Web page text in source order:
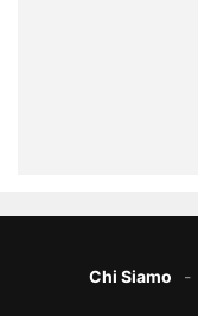
Chi Siamo